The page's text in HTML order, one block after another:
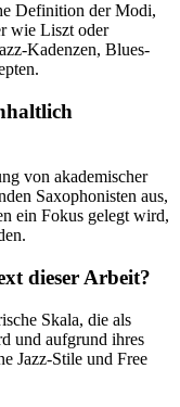
Definition der Modi,
wie Liszt oder
Kadenzen, Blues-
von akademischer
Saxophonisten aus,
ein Fokus gelegt wird,
dieser Arbeit?
Skala, die als
und aufgrund ihres
Jazz-Stile und Free